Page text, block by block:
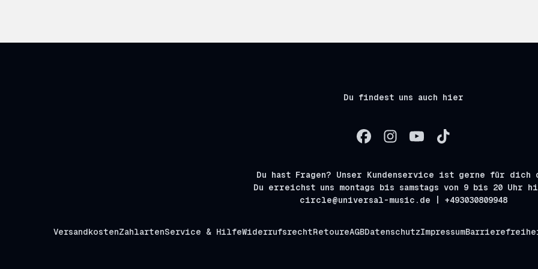
Du findest uns auch hier
Du hast Fragen? Unser Kundenservice ist gerne für dich
Du erreichst uns montags bis samstags von 9 bis 20 Uhr
circle@universal-music.de | +493030809948
VersandkostenZahlartenService & HilfeWiderrufsrechtRetoureAGBDatenschutzImpressum